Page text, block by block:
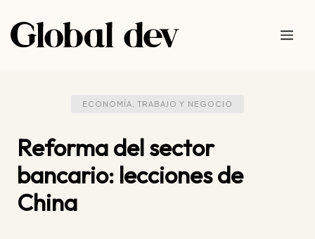
contenido
ECONOMÍA, TRABAJO Y NEGOCIO
Reforma del sector
bancario: lecciones de
China